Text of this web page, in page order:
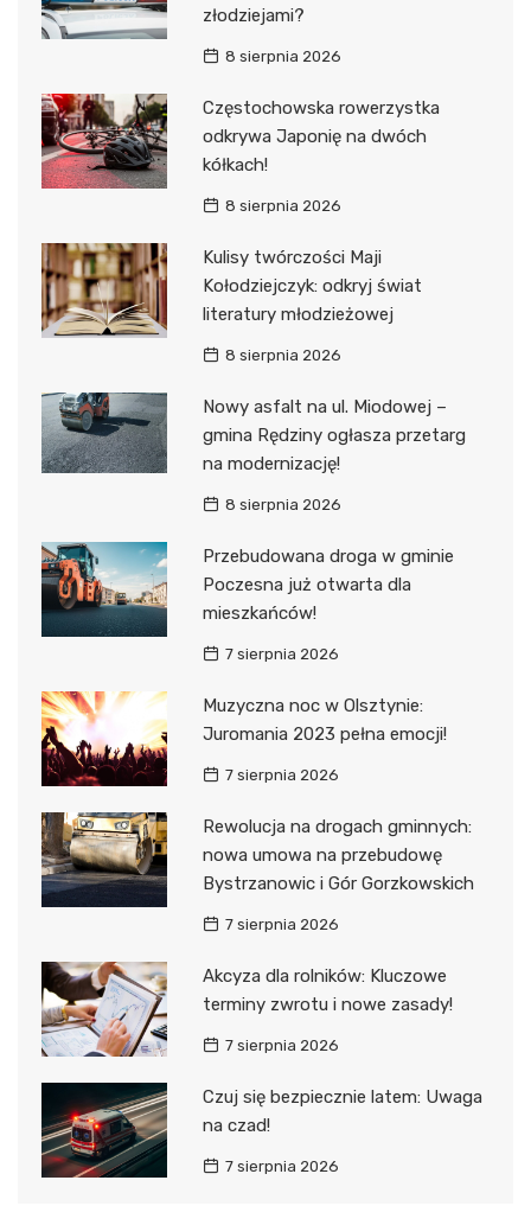
złodziejami?
8 sierpnia 2026
Częstochowska rowerzystka
odkrywa Japonię na dwóch
kółkach!
8 sierpnia 2026
Kulisy twórczości Maji
Kołodziejczyk: odkryj świat
literatury młodzieżowej
8 sierpnia 2026
Nowy asfalt na ul. Miodowej –
gmina Rędziny ogłasza przetarg
na modernizację!
8 sierpnia 2026
Przebudowana droga w gminie
Poczesna już otwarta dla
mieszkańców!
7 sierpnia 2026
Muzyczna noc w Olsztynie:
Juromania 2023 pełna emocji!
7 sierpnia 2026
Rewolucja na drogach gminnych:
nowa umowa na przebudowę
Bystrzanowic i Gór Gorzkowskich
7 sierpnia 2026
Akcyza dla rolników: Kluczowe
terminy zwrotu i nowe zasady!
7 sierpnia 2026
Czuj się bezpiecznie latem: Uwaga
na czad!
7 sierpnia 2026